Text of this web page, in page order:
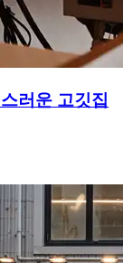
러운 고깃집